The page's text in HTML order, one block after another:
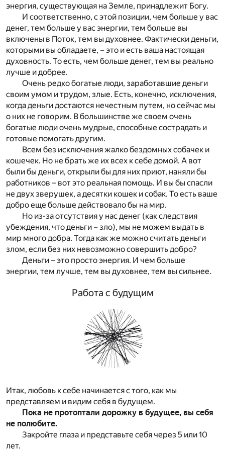
энергия, существующая на Земле, принадлежит Богу.
И соответственно, с этой позиции, чем больше у вас
денег, тем больше у вас энергии, тем больше вы
включены в Поток, тем вы духовнее. Фактически деньги,
которыми вы обладаете, – это и есть ваша настоящая
духовность. То есть, чем больше денег, тем вы реально
лучше и добрее.
Очень редко богатые люди, заработавшие деньги
своим умом и трудом, злые. Есть, конечно, исключения,
когда деньги достаются нечестным путем, но сейчас мы
о них не говорим. В большинстве же своем очень
богатые люди очень мудрые, способные сострадать и
готовые помогать другим.
Всем без исключения жалко бездомных собачек и
кошечек. Но не брать же их всех к себе домой. А вот
были бы деньги, открыли бы для них приют, наняли бы
работников – вот это реальная помощь. И вы бы спасли
не двух зверушек, а десятки кошек и собак. То есть ваше
добро еще больше действовало бы на мир.
Но из-за отсутствия у нас денег (как следствия
убеждения, что деньги – зло), мы не можем выдать в
мир много добра. Тогда как же можно считать деньги
злом, если без них невозможно совершить добро?
Деньги – это просто энергия. И чем больше
энергии, тем лучше, тем вы духовнее, тем вы сильнее.
Работа с будущим
Итак, любовь к себе начинается с того, как мы
представляем и видим себя в будущем.
Пока не протоптали дорожку в будущее, вы себя
не полюбите.
Закройте глаза и представьте себя через 5 или 10
лет.